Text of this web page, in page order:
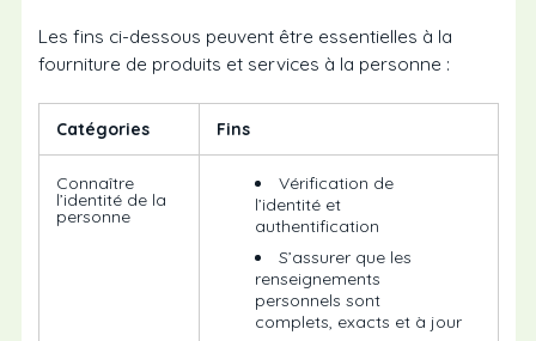
Les fins ci-dessous peuvent être essentielles à la
fourniture de produits et services à la personne :
Catégories Fins
Connaître
l’identité de la
personne
Vérification de
l’identité et
authentification
S’assurer que les
renseignements
personnels sont
complets, exacts et à jour